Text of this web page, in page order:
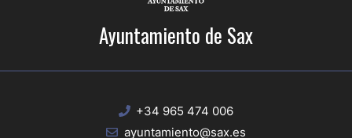
Ayuntamiento de Sax
+34 965 474 006
ayuntamiento@sax.es